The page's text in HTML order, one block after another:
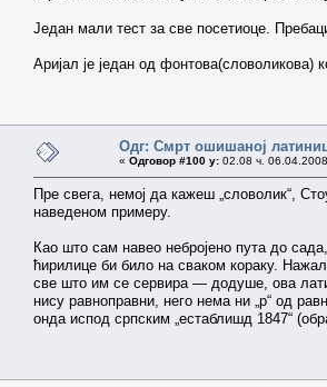
Један мали тест за све посетиоце.
Аријал је један од фонтова(словоликова)
Одг: Смрт ошишаној
« Одговор #100 у: 02.08 ч.
Пре свега, немој да кажеш „словолик“,
наведеном примеру.
Као што сам навео небројено пута до
ћирилице би било на сваком кораку.
све што им се сервира — додуше, ова
нису равноправни, него нема ни „р“ од
онда испод српским „естаблишд 1847“